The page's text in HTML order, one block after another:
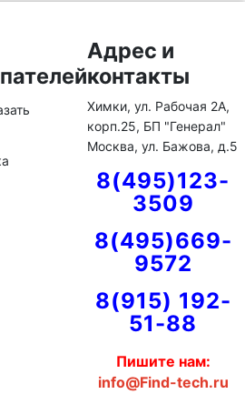
Адрес и
контакты
Химки, ул. Рабочая 2А,
корп.25, БП "Генерал"
Москва, ул. Бажова, д.5
8(495)123-
3509
8(495)669-
9572
8(915) 192-
51-88
Пишите нам:
info@Find-tech.ru